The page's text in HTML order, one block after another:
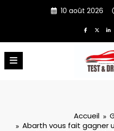
10 août 2026
Accueil
Abarth vous fait gagner